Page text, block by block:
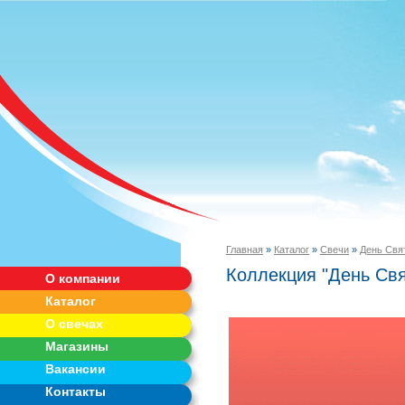
Коллекция "День
Главная » Каталог » Свечи » День
О компании
Каталог
О свечах
Магазины
Вакансии
Контакты